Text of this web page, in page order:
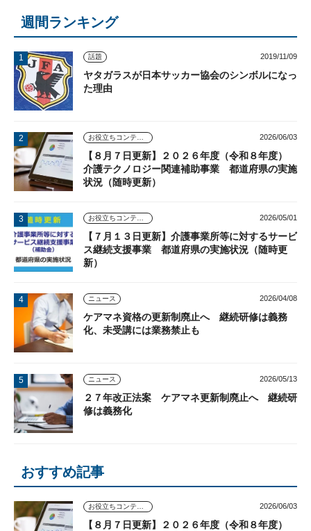
週間ランキング
話題 2019/11/09
ヤタガラスが日本サッカー協会のシンボルになっ
た理由
2026/06/03
【８月７日更新】２０２６年度（令和８年度）
介護テクノロジー関連補助事業 都道府県の実施
状況（随時更新）
2026/05/01
【７月１３日更新】介護事業所等に対するサービ
ス継続支援事業 都道府県の実施状況（随時更
新）
ニュース 2026/04/08
ケアマネ資格の更新制廃止へ 継続研修は義務
化、未受講には業務禁止も
ニュース 2026/05/13
２７年改正法案 ケアマネ更新制廃止へ 継続研
修は義務化
おすすめ記事
2026/06/03
【８月７日更新】２０２６年度（令和８年度）